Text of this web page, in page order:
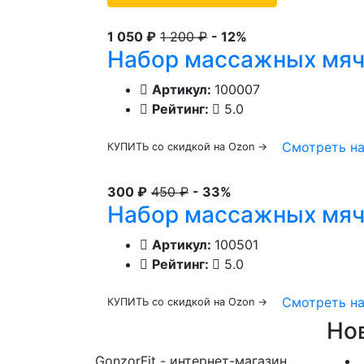
1 050 ₽ 1 200 ₽ - 12%
Набор массажных
Артикул: 100007
Рейтинг:
5.0
КУПИТЬ со скидкой на Ozon → Смотреть
300 ₽ 450 ₽ - 33%
Набор массажных
Артикул: 100501
Рейтинг:
5.0
КУПИТЬ со скидкой на Ozon → Смотреть
GonzorFit - интернет-магазин